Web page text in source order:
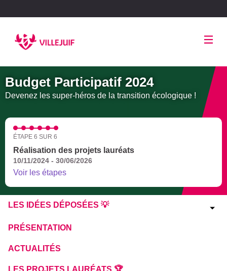
Budget Participatif 2024
Devenez les super-héros de la transition écologique !
ÉTAPE 6 SUR 6
Réalisation des projets lauréats
10/11/2024 - 30/06/2026
Voir les étapes
LES IDÉES DÉPOSÉES 💡
PRÉSENTATION
ACTUALITÉS
LES PROJETS LAURÉATS 🏆